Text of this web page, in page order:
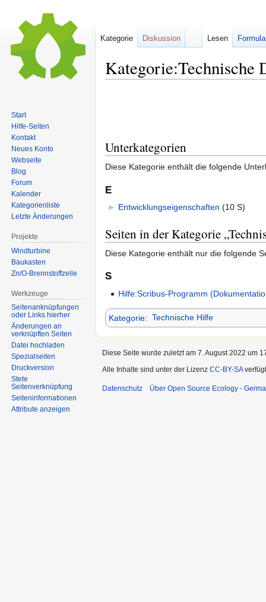
Kategorie:Technische
Unterkategorien
Diese Kategorie enthält die folgende
E
► Entwicklungseigenschaften (10 S)
Seiten in der Kategorie
Diese Kategorie enthält nur die folgende
S
Hilfe:Scribus-Programm
Kategorie: Technische Hilfe
Kategorie Diskussion Lesen
Start
Hilfe-Seiten
Kontakt
Neues Konto
Webseite
Blog
Forum
Kalender
Kategorienliste
Letzte Änderungen
Projekte
Windturbine
Baukasten
Zn/O-Brennstoffzelle
Werkzeuge
Seitenanknüpfungen
oder Links hierher
Änderungen an
verknüpften Seiten
Datei hochladen
Spezialseiten
Druckversion
Stete
Seitenverknüpfung
Seiten­informationen
Attribute anzeigen
Diese Seite wurde zuletzt am 7. August 2022 um
Alle Inhalte sind unter der Lizenz CC-BY-SA
Datenschutz Über Open Source Ecology -